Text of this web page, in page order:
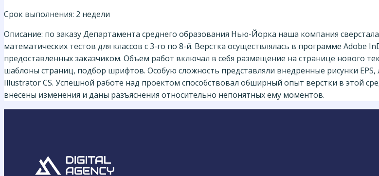
Срок выполнения: 2 недели
Описание: по заказу Департамента среднего образования Нью-Йорка наша компания
математических тестов для классов с 3-го по 8-й. Верстка осуществлялась в программе Adobe
предоставленных заказчиком. Объем работ включал в себя размещение на странице нового
шаблоны страниц, подбор шрифтов. Особую сложность представляли внедренные рисунки
Illustrator CS. Успешной работе над проектом способствовал обширный опыт верстки в этой
внесены изменения и даны разъяснения относительно непонятных ему моментов.